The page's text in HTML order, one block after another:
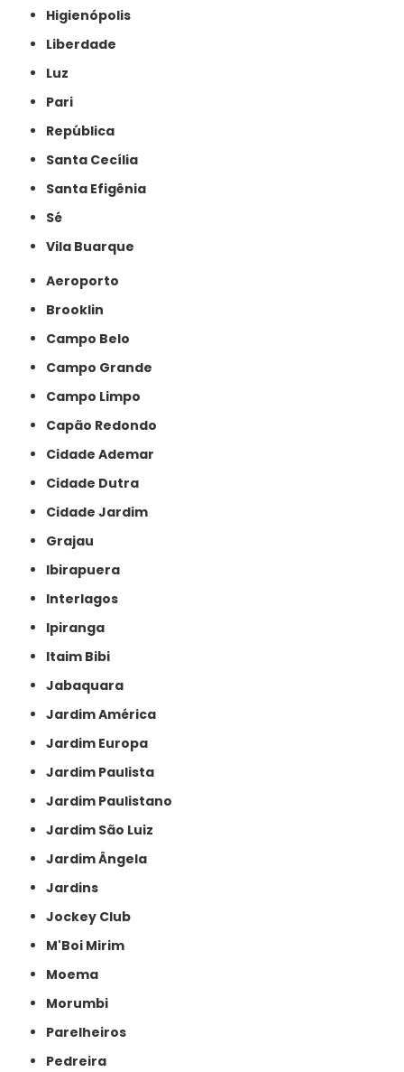
Higienópolis
Liberdade
Luz
Pari
República
Santa Cecília
Santa Efigênia
Sé
Vila Buarque
Aeroporto
Brooklin
Campo Belo
Campo Grande
Campo Limpo
Capão Redondo
Cidade Ademar
Cidade Dutra
Cidade Jardim
Grajau
Ibirapuera
Interlagos
Ipiranga
Itaim Bibi
Jabaquara
Jardim América
Jardim Europa
Jardim Paulista
Jardim Paulistano
Jardim São Luiz
Jardim Ângela
Jardins
Jockey Club
M'Boi Mirim
Moema
Morumbi
Parelheiros
Pedreira